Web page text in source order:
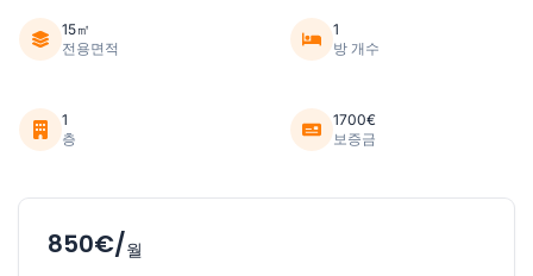
15㎡
전용면적
1
방 개수
1
층
1700€
보증금
850€/월